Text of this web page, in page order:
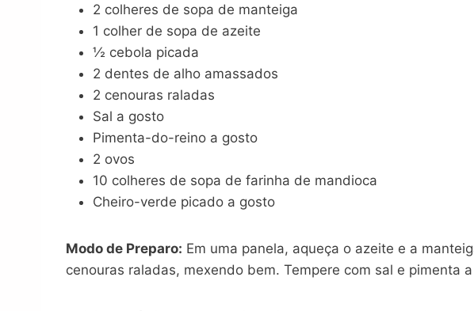
2 colheres de sopa de manteiga
1 colher de sopa de azeite
½ cebola picada
2 dentes de alho amassados
2 cenouras raladas
Sal a gosto
Pimenta-do-reino a gosto
2 ovos
10 colheres de sopa de farinha de mandioca
Cheiro-verde picado a gosto
Modo de Preparo: Em uma panela, aqueça o azeite e a
cenouras raladas, mexendo bem. Tempere com sal e pimenta